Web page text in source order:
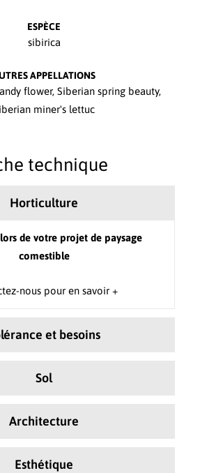
ESPÈCE
sibirica
APPELLATIONS
flower, Siberian spring beauty,
miner's lettuc
technique
Horticulture
de votre projet de paysage
comestible
nous pour en savoir +
et besoins
Sol
Architecture
Esthétique